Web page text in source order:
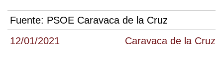
12/01/2021 Caravaca de la Cruz
Fuente: PSOE Caravaca de la Cruz